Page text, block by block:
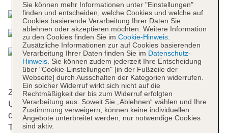
Zur Auswahl stehen 34 Apartments. Rund um die
Uhr steht den Gästen englisch- und
deutschsprachiges Personal an der Rezeption mit
Tat und Rat zur Seite, das Ein- und Auschecken ist
Sie können mehr Informationen unter "Einstellungen"
finden und entscheiden, welche Cookies und welche auf
Cookies basierende Verarbeitung Ihrer Daten Sie
ablehnen oder akzeptieren möchten. Weitere Information
zu den Cookies finden Sie im Cookie-Hinweis.
Zusätzliche Informationen zur auf Cookies basierenden
Verarbeitung Ihrer Daten finden Sie im Datenschutz-
Hinweis. Sie können zudem jederzeit Ihre Entscheidung
über "Cookie-Einstellungen" [in der Fußzeile der
Webseite] durch Ausschalten der Kategorien widerrufen.
Ein solcher Widerruf wirkt sich nicht auf die
Rechtmäßigkeit der bis zum Widerruf erfolgten
Verarbeitung aus. Soweit Sie „Ablehnen“ wählen und Ihre
Zustimmung verweigern, können keine individuellen
Angebote unterbreitet werden, nur notwendige Cookies
sind aktiv.